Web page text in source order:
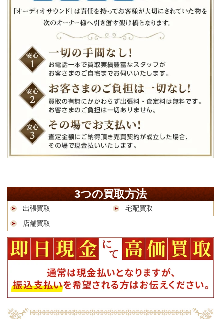
3つの買取方法
出張買取
宅配買取
店舗買取